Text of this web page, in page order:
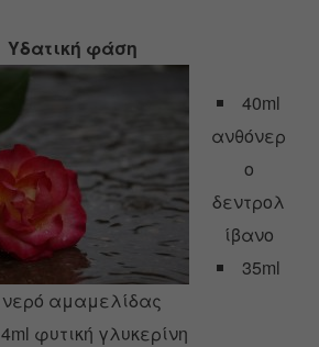
Υδατική φάση
40ml
ανθόνερ
ο
δεντρολ
ίβανο
35ml
νερό αμαμελίδας
4ml φυτική γλυκερίνη